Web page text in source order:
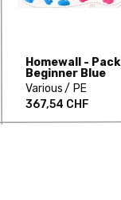
Homewall - Pack
Beginner Blue
Various
PE
367,54 CHF